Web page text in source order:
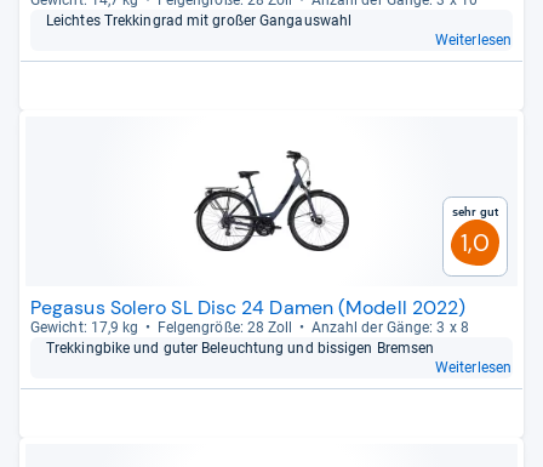
Leich­tes Trek­kin­grad mit großer Gang­aus­wahl
Weiterlesen
Sehr gut
1,0
Pegasus Solero SL Disc 24 Damen (Modell 2022)
Gewicht: 17,9 kg Fel­gen­größe: 28 Zoll
Anzahl der Gänge: 3 x 8
Trek­king­bike und guter Beleuch­tung und bis­si­gen Brem­sen
Weiterlesen